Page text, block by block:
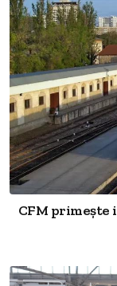
CFM primește